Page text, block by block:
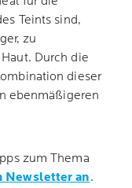
Teints sind,
zu
Durch die
dieser
ebenmäßigeren
zum Thema
Newsletter an.